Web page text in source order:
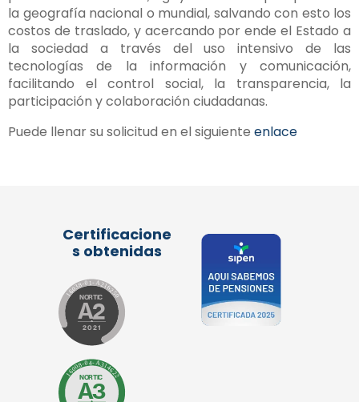
la geografía nacional o mundial, salvando con esto los
costos de traslado, y acercando por ende el Estado a
la sociedad a través del uso intensivo de las
tecnologías de la información y comunicación,
facilitando el control social, la transparencia, la
participación y colaboración ciudadanas.
Puede llenar su solicitud en el siguiente enlace
Certificacione
s obtenidas